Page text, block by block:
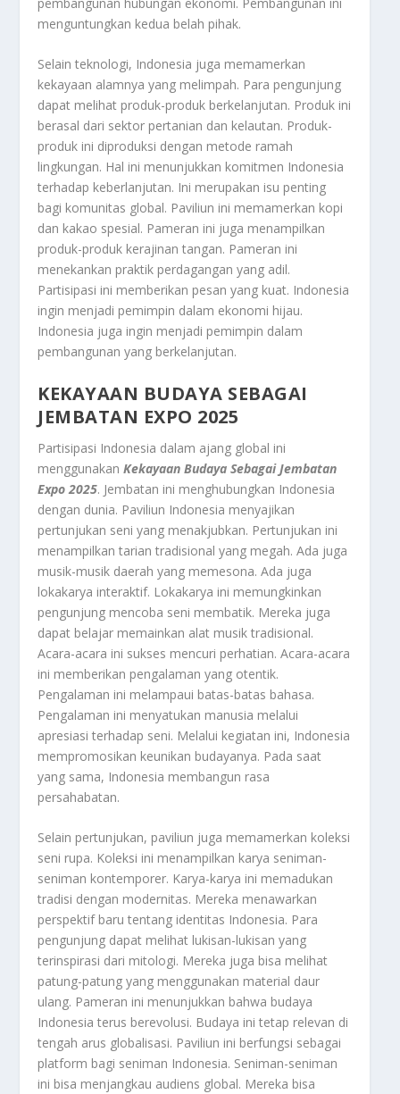
menguntungkan kedua belah pihak.
Selain teknologi, Indonesia juga memamerkan
kekayaan alamnya yang melimpah. Para pengunjung
dapat melihat produk-produk berkelanjutan. Produk ini
berasal dari sektor pertanian dan kelautan. Produk-
produk ini diproduksi dengan metode ramah
lingkungan. Hal ini menunjukkan komitmen Indonesia
terhadap keberlanjutan. Ini merupakan isu penting
bagi komunitas global. Paviliun ini memamerkan kopi
dan kakao spesial. Pameran ini juga menampilkan
produk-produk kerajinan tangan. Pameran ini
menekankan praktik perdagangan yang adil.
Partisipasi ini memberikan pesan yang kuat. Indonesia
ingin menjadi pemimpin dalam ekonomi hijau.
Indonesia juga ingin menjadi pemimpin dalam
pembangunan yang berkelanjutan.
KEKAYAAN BUDAYA SEBAGAI
JEMBATAN EXPO 2025
Partisipasi Indonesia dalam ajang global ini
menggunakanKekayaan Budaya Sebagai Jembatan
Expo 2025. Jembatan ini menghubungkan Indonesia
dengan dunia. Paviliun Indonesia menyajikan
pertunjukan seni yang menakjubkan. Pertunjukan ini
menampilkan tarian tradisional yang megah. Ada juga
musik-musik daerah yang memesona. Ada juga
lokakarya interaktif. Lokakarya ini memungkinkan
pengunjung mencoba seni membatik. Mereka juga
dapat belajar memainkan alat musik tradisional.
Acara-acara ini sukses mencuri perhatian. Acara-acara
ini memberikan pengalaman yang otentik.
Pengalaman ini melampaui batas-batas bahasa.
Pengalaman ini menyatukan manusia melalui
apresiasi terhadap seni. Melalui kegiatan ini, Indonesia
mempromosikan keunikan budayanya. Pada saat
yang sama, Indonesia membangun rasa
persahabatan.
Selain pertunjukan, paviliun juga memamerkan koleksi
seni rupa. Koleksi ini menampilkan karya seniman-
seniman kontemporer. Karya-karya ini memadukan
tradisi dengan modernitas. Mereka menawarkan
perspektif baru tentang identitas Indonesia. Para
pengunjung dapat melihat lukisan-lukisan yang
terinspirasi dari mitologi. Mereka juga bisa melihat
patung-patung yang menggunakan material daur
ulang. Pameran ini menunjukkan bahwa budaya
Indonesia terus berevolusi. Budaya ini tetap relevan di
tengah arus globalisasi. Paviliun ini berfungsi sebagai
platform bagi seniman Indonesia. Seniman-seniman
ini bisa menjangkau audiens global. Mereka bisa